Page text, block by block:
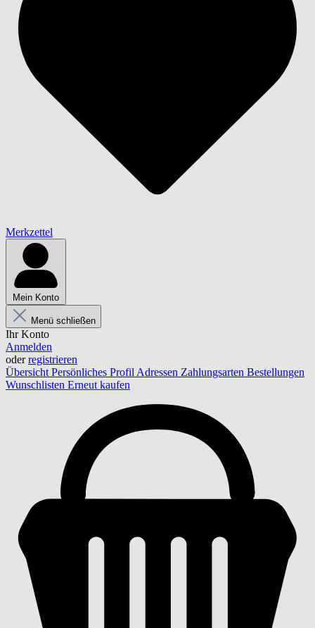
Merkzettel
Mein Konto
Menü schließen
Ihr Konto
Anmelden
oderregistrieren
Übersicht Persönliches Profil Adressen Zahlungsarten Bestellungen
Wunschlisten Erneut kaufen